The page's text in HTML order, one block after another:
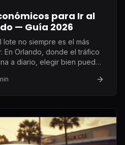
para Ir al
— Guía 2026
lote no siempre es el más
En Orlando, donde el tráfico
a diario, elegir bien puede